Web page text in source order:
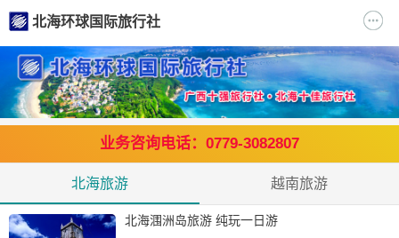
北海环球国际旅行社
业务咨询电话：0779-3082807
北海旅游 越南旅游
北海涠洲岛旅游 纯玩一日游